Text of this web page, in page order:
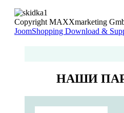
Copyright MAXXmarketing
JoomShopping Download &
НАШИ